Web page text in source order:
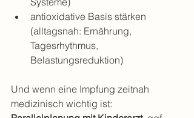
antioxidative Basis stärken
(alltagsnah: Ernährung,
Tagesrhythmus,
Belastungsreduktion)
Und wenn eine Impfung zeitnah
medizinisch wichtig ist: